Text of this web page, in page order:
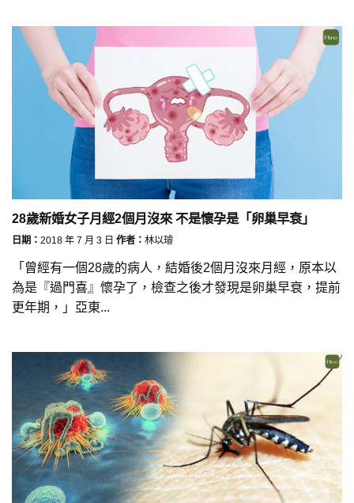
28歲新婚女子月經2個月沒來 不是懷孕是「卵巢早衰」
日期： 2018 年 7 月 3 日 作者： 林以璿
「曾經有一個28歲的病人，結婚後2個月沒來月經，原本以
為是『過門喜』懷孕了，檢查之後才發現是卵巢早衰，提前
更年期，」亞東...